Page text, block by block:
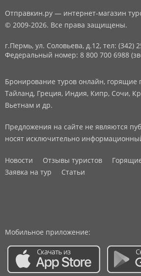
Отправкин.ру — интернет-магазин
© 2009-2026. Все права защищены.
г.Пермь, ул. Соловьева, д.12, тел: (342)
Федеральный номер: 8 800 700 6988
Бронирование туров онлайн, горящие
Тайланд, Греция, Индия, Кипр, Сочи,
Вьетнам и др.
Предложения на сайте не являются
носят исключительно
Новости Отзывы туристов
Заявка на тур
Статьи
Мобильное приложение: